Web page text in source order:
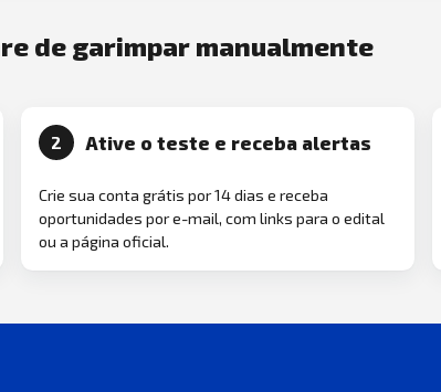
de garimpar manualmente
2 Ative o teste e receba alertas
Crie sua conta grátis por 14 dias e receba
oportunidades por e-mail, com links para o edital
ou a página oficial.